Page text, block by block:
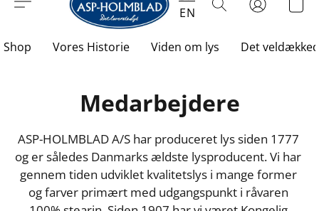
EN
Shop Vores Historie Viden om lys Det
Medarbejdere
ASP-HOLMBLAD A/S har produceret lys siden 1777
og er således Danmarks ældste lysproducent. Vi har
gennem tiden udviklet kvalitetslys i mange former
og farver primært med udgangspunkt i råvaren